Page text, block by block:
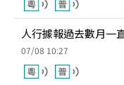
人行據報過去數月一
07/08 10:27